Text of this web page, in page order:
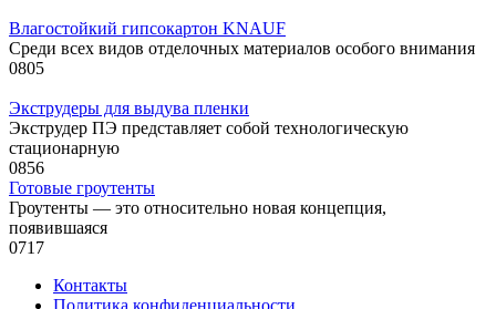
Влагостойкий гипсокартон KNAUF
Среди всех видов отделочных материалов особого внимания
0805
Экструдеры для выдува пленки
Экструдер ПЭ представляет собой технологическую
стационарную
0856
Готовые гроутенты
Гроутенты — это относительно новая концепция,
появившаяся
0717
Контакты